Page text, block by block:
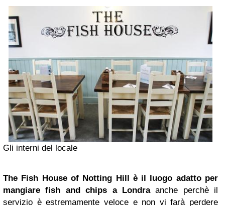
Gli interni del locale
The Fish House of Notting Hill è il luogo adatto per
mangiare fish and chips a Londraanche perchè il
servizio è estremamente veloce e non vi farà perdere